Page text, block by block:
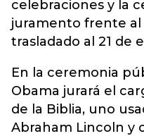
celebraciones y la
juramento frente al
trasladado al 21 de
En la ceremonia
Obama jurará el
de la Biblia, uno
Abraham Lincoln y